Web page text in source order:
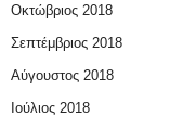
Οκτώβριος 2018
Σεπτέμβριος 2018
Αύγουστος 2018
Ιούλιος 2018